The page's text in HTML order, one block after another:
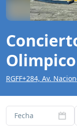
RGFF+284, Av.
Fecha